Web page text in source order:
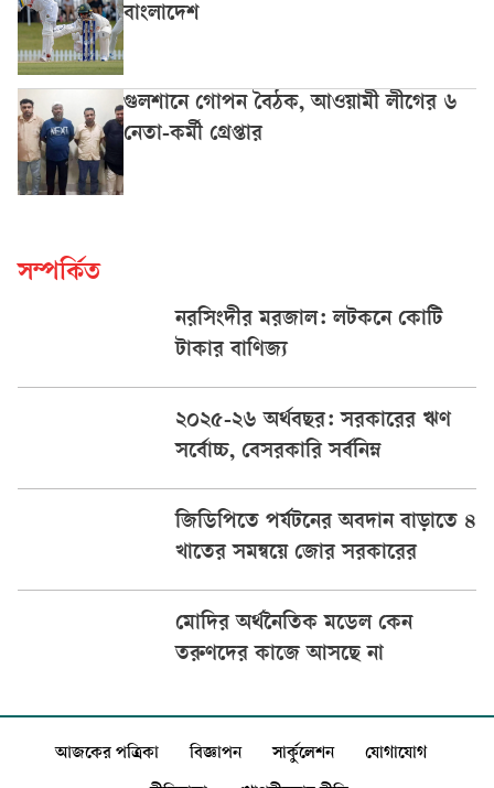
বাংলাদেশ
গুলশানে গোপন বৈঠক, আওয়ামী লীগের ৬
নেতা-কর্মী গ্রেপ্তার
সম্পর্কিত
নরসিংদীর মরজাল: লটকনে কোটি
টাকার বাণিজ্য
২০২৫-২৬ অর্থবছর: সরকারের ঋণ
সর্বোচ্চ, বেসরকারি সর্বনিম্ন
জিডিপিতে পর্যটনের অবদান বাড়াতে ৪
খাতের সমন্বয়ে জোর সরকারের
মোদির অর্থনৈতিক মডেল কেন
তরুণদের কাজে আসছে না
আজকের পত্রিকা বিজ্ঞাপন সার্কুলেশন যোগাযোগ